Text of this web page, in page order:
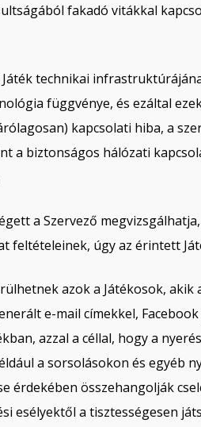
fakadó vitákkal
Játék technikai
függvénye, és ezáltal
kapcsolati hiba, a
a biztonságos hálózati
a Szervező
feltételeinek, úgy az érintett
azok a Játékosok,
e-mail címekkel,
azzal a céllal, hogy a
a sorsolásokon és egyéb
érdekében összehangolják
esélyektől a tisztességesen